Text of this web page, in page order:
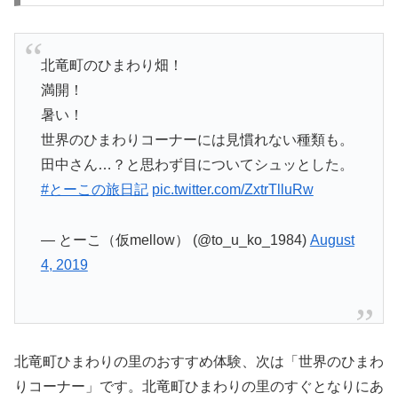
北竜町のひまわり畑！
満開！
暑い！
世界のひまわりコーナーには見慣れない種類も。
田中さん…？と思わず目についてシュッとした。
#とーこの旅日記 pic.twitter.com/ZxtrTlluRw
— とーこ（仮mellow） (@to_u_ko_1984) August
4, 2019
北竜町ひまわりの里のおすすめ体験、次は「世界のひまわ
りコーナー」です。北竜町ひまわりの里のすぐとなりにあ